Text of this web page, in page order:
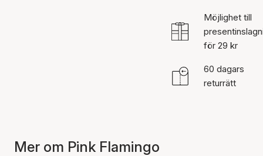
Möjlighet till
för 29 kr
60 dagars
returrätt
Mer om Pink Flamingo